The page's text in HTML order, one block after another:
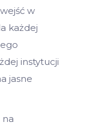
w
każdej
instytucji
jasne